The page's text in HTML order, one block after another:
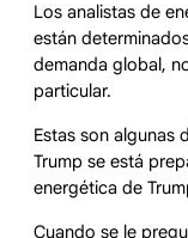
Los analistas de
están
demanda global,
particular.
Estas son algunas
Trump se está
energética de
Cuando se le